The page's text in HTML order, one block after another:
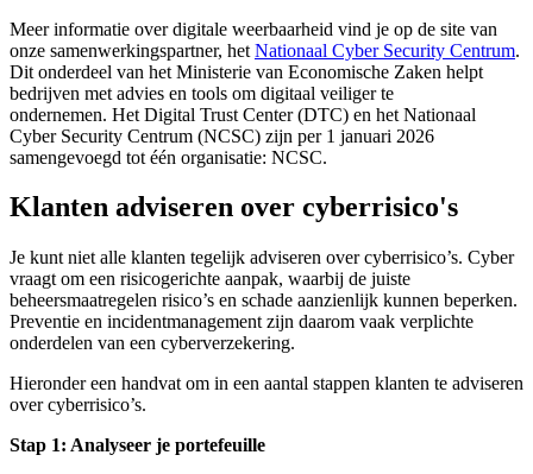
Meer informatie over digitale weerbaarheid vind je op de site van
onze samenwerkingspartner, het Nationaal Cyber Security Centrum.
Dit onderdeel van het Ministerie van Economische Zaken helpt
bedrijven met advies en tools om digitaal veiliger te
ondernemen. Het Digital Trust Center (DTC) en het Nationaal
Cyber Security Centrum (NCSC) zijn per 1 januari 2026
samengevoegd tot één organisatie: NCSC.
Klanten adviseren over cyberrisico's
Je kunt niet alle klanten tegelijk adviseren over cyberrisico’s. Cyber
vraagt om een risicogerichte aanpak, waarbij de juiste
beheersmaatregelen risico’s en schade aanzienlijk kunnen beperken.
Preventie en incidentmanagement zijn daarom vaak verplichte
onderdelen van een cyberverzekering.
Hieronder een handvat om in een aantal stappen klanten te adviseren
over cyberrisico’s.
Stap 1: Analyseer je portefeuille